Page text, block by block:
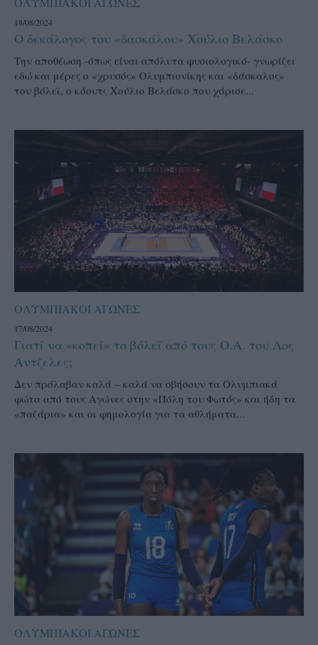
18/08/2024
Ο δεκάλογος του «δασκάλου» Χούλιο Βελάσκο
Την αποθέωση -όπως είναι απόλυτα φυσιολογικό- γνωρίζει
εδώ και μέρες ο «χρυσός» Ολυμπιονίκης και «δάσκαλος»
του βόλεϊ, ο κόουτς Χούλιο Βελάσκο που χάρισε...
ΟΛΥΜΠΙΑΚΟΙ ΑΓΩΝΕΣ
17/08/2024
Γιατί να «κοπεί» το βόλεϊ από τους Ο.Α. του Λος
Αντζελες;
Δεν πρόλαβαν καλά – καλά να σβήσουν τα Ολυμπιακά
φώτα από τους Αγώνες στην «Πόλη του Φωτός» και ήδη τα
«παζάρια» και οι φημολογία για τα αθλήματα...
ΟΛΥΜΠΙΑΚΟΙ ΑΓΩΝΕΣ